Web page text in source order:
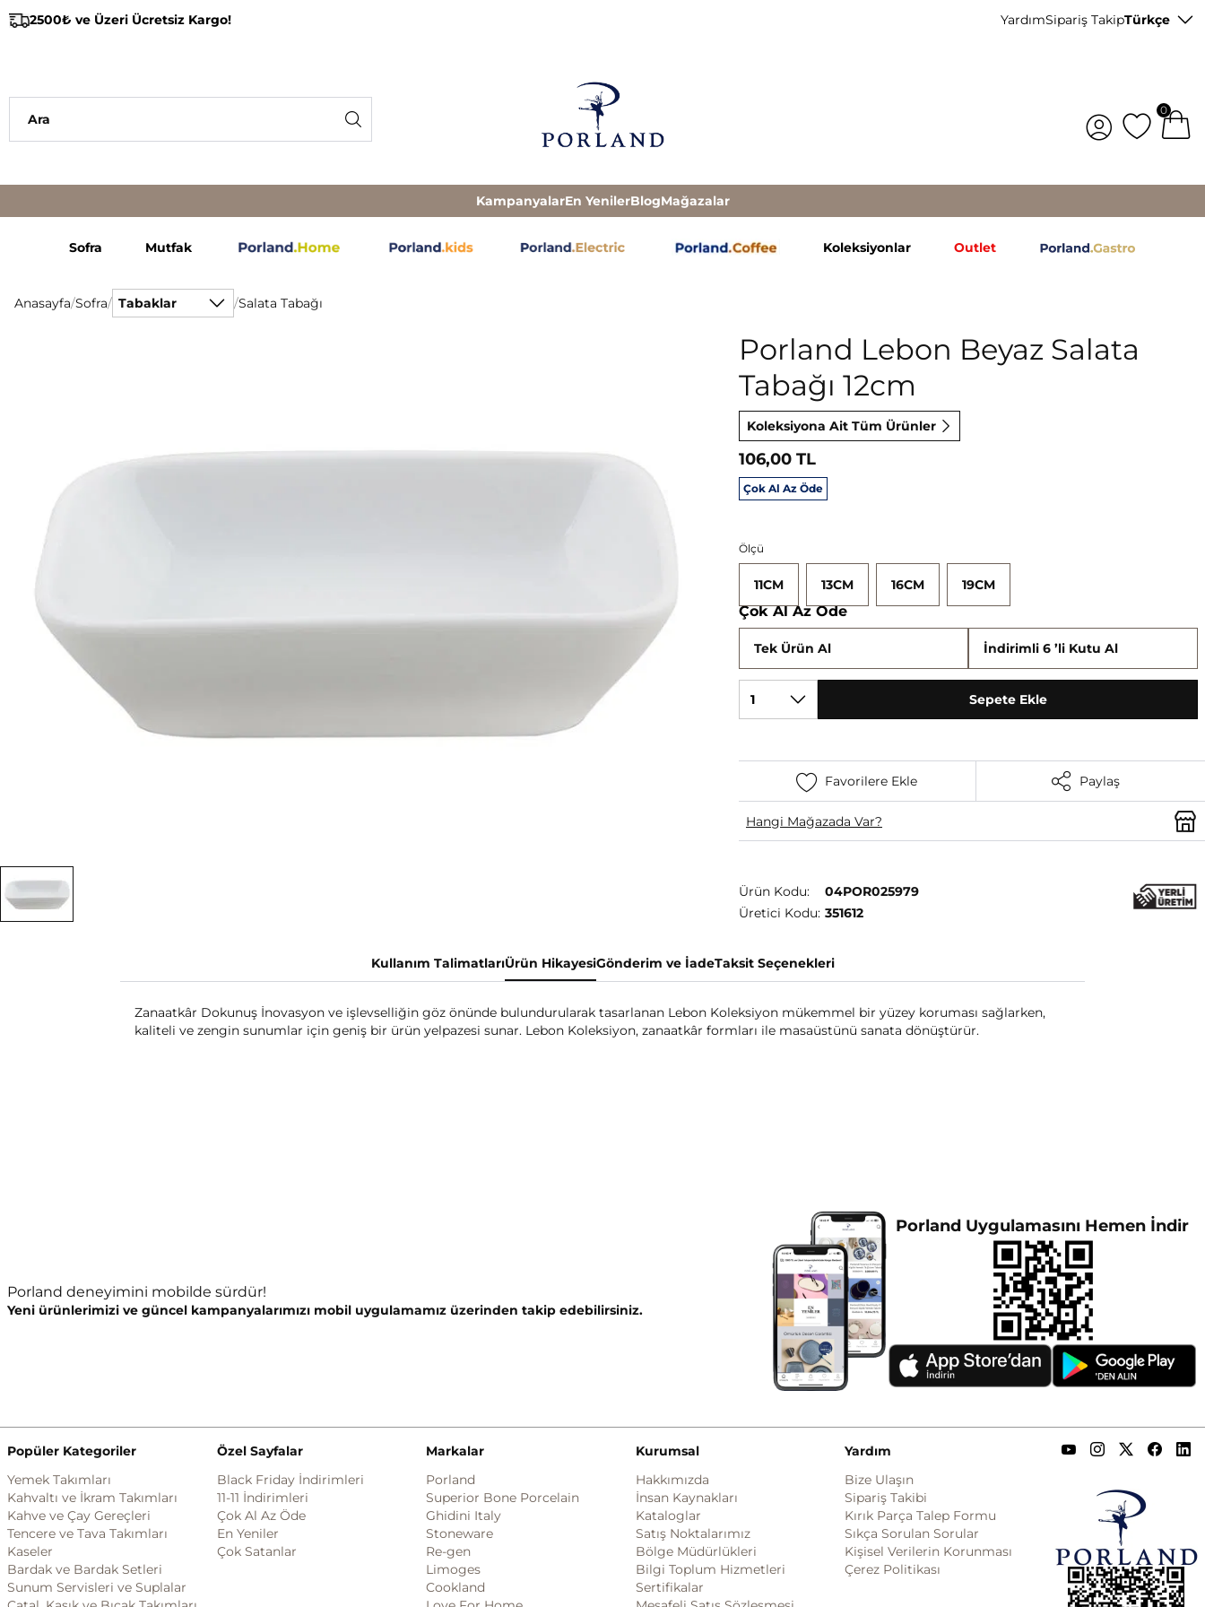
2500₺ ve Üzeri Ücretsiz Kargo! YardımSipariş TakipTürkçe
0
KampanyalarEn YenilerBlogMağazalar
Sofra Mutfak Koleksiyonlar Outlet
Anasayfa/Sofra/ Tabaklar /Salata Tabağı
Porland Lebon Beyaz Salata
Tabağı 12cm
Koleksiyona Ait Tüm Ürünler
106,00 TL
Çok Al Az Öde
Çok Al Az Öde
Tek Ürün Al İndirimli 6 ’li Kutu Al
Ölçü
11CM 13CM 16CM 19CM
1 Sepete Ekle
Favorilere Ekle Paylaş
Hangi Mağazada Var?
Ürün Kodu:
04POR025979
Üretici Kodu: 351612
Kullanım TalimatlarıÜrün HikayesiGönderim ve İadeTaksit Seçenekleri
Zanaatkâr Dokunuş İnovasyon ve işlevselliğin göz önünde bulundurularak tasarlanan Lebon Koleksiyon mükemmel bir yüzey koruması sağlarken,
kaliteli ve zengin sunumlar için geniş bir ürün yelpazesi sunar. Lebon Koleksiyon, zanaatkâr formları ile masaüstünü sanata dönüştürür.
Porland deneyimini mobilde sürdür!
Yeni ürünlerimizi ve güncel kampanyalarımızı mobil uygulamamız üzerinden takip edebilirsiniz.
Porland Uygulamasını Hemen İndir
Popüler Kategoriler
Yemek Takımları
Kahvaltı ve İkram Takımları
Kahve ve Çay Gereçleri
Tencere ve Tava Takımları
Kaseler
Bardak ve Bardak Setleri
Sunum Servisleri ve Suplalar
Markalar
Porland
Superior Bone Porcelain
Ghidini Italy
Stoneware
Re-gen
Limoges
Cookland
Kurumsal
Hakkımızda
İnsan Kaynakları
Kataloglar
Satış Noktalarımız
Bölge Müdürlükleri
Bilgi Toplum Hizmetleri
Sertifikalar
Yardım
Bize Ulaşın
Sipariş Takibi
Kırık Parça Talep Formu
Sıkça Sorulan Sorular
Kişisel Verilerin Korunması
Çerez Politikası
Özel Sayfalar
Black Friday İndirimleri
11-11 İndirimleri
Çok Al Az Öde
En Yeniler
Çok Satanlar